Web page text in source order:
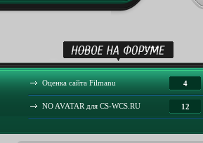
4
Оценка сайта Filmanu
12
NO AVATAR для CS-WCS.RU